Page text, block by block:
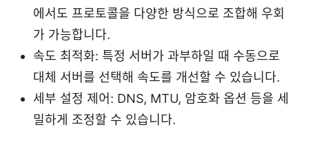
에서도 프로토콜을 다양한 방식으로 조합해 우회
가 가능합니다.
속도 최적화: 특정 서버가 과부하일 때 수동으로
대체 서버를 선택해 속도를 개선할 수 있습니다.
세부 설정 제어: DNS, MTU, 암호화 옵션 등을 세
밀하게 조정할 수 있습니다.